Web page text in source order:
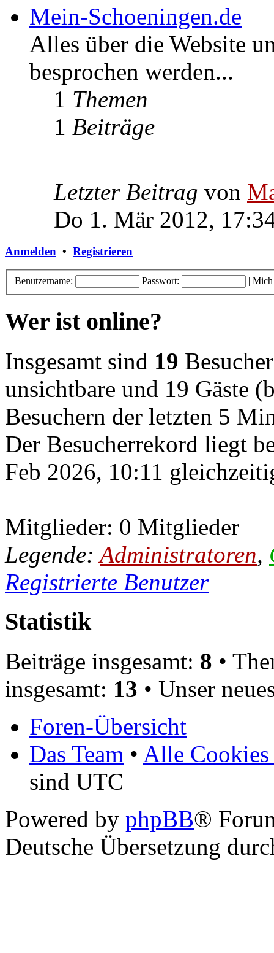
Mein-Schoeningen.de
Alles über die Website
besprochen werden...
1 Themen
1 Beiträge
Letzter Beitrag von
Do 1. Mär 2012,
Anmelden • Registrieren
Benutzername: Passwort: | Mich
Wer ist online?
Insgesamt sind 19
unsichtbare und 19 Gäste
Besuchern der letzten 5
Der Besucherrekord liegt
Feb 2026, 10:11
Mitglieder: 0 Mitglieder
Legende: Administratoren,
Registrierte Benutzer
Statistik
Beiträge insgesamt: 8 •
insgesamt: 13 • Unser
Foren-Übersicht
Das Team • Alle Cookies
sind UTC
Powered by phpBB®
Deutsche Übersetzung